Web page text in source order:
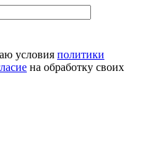
условия политики
на обработку своих